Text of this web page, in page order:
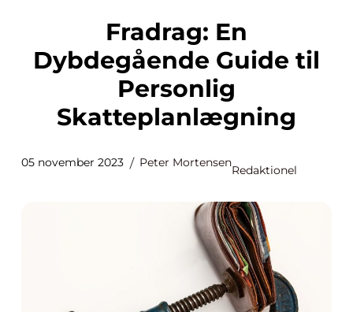
Fradrag: En
Dybdegående Guide til
Personlig
Skatteplanlægning
05 november 2023 Peter Mortensen
Redaktionel